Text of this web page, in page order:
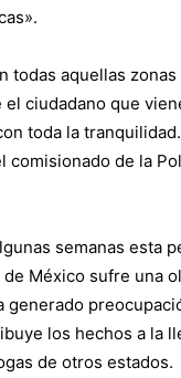
todas aquellas
el ciudadano que
toda la
comisionado de la
semanas esta
México sufre una
generado
los hechos a la
de otros estados.